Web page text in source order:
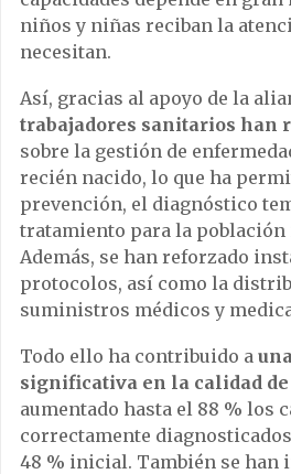
niños y niñas reciban la
necesitan.
Así, gracias al apoyo de la
trabajadores sanitarios han
sobre la gestión de
recién nacido, lo que ha
prevención, el diagnóstico
tratamiento para la
Además, se han reforzado
protocolos, así como la
suministros médicos y
Todo ello ha contribuido a
significativa en la calidad
aumentado hasta el 88 % los
correctamente
48 % inicial. También se han